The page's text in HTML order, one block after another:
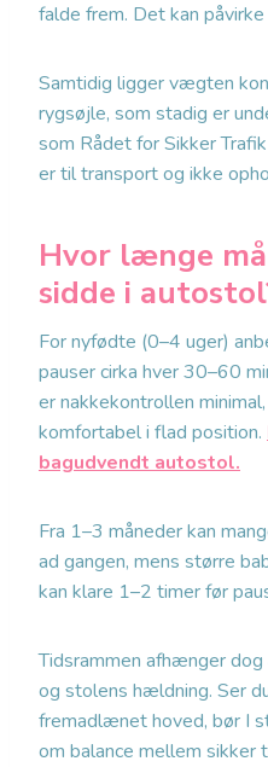
falde frem. Det kan
Samtidig ligger vægten
rygsøjle, som stadig er
som Rådet for Sikker
er til transport og ikke
Hvor længe
sidde i
For nyfødte (0–4 uger)
pauser cirka hver 30–60
er nakkekontrollen
komfortabel i flad position.
bagudvendt autostol.
Fra 1–3 måneder kan
ad gangen, mens større
kan klare 1–2 timer før
Tidsrammen afhænger
og stolens hældning. Ser
fremadlænet hoved, bør I
om balance mellem sikker